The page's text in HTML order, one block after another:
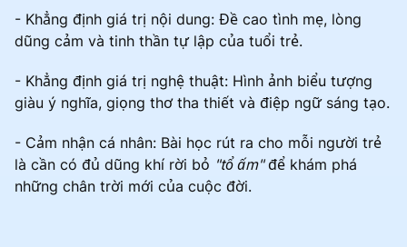
- Khẳng định giá trị nội dung: Đề cao tình mẹ, lòng
dũng cảm và tinh thần tự lập của tuổi trẻ.
- Khẳng định giá trị nghệ thuật: Hình ảnh biểu tượng
giàu ý nghĩa, giọng thơ tha thiết và điệp ngữ sáng tạo.
- Cảm nhận cá nhân: Bài học rút ra cho mỗi người trẻ
là cần có đủ dũng khí rời bỏ "tổ ấm"để khám phá
những chân trời mới của cuộc đời.